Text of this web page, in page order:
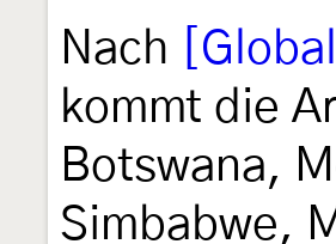
Nach
kommt die
Botswana,
Simbabwe,